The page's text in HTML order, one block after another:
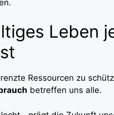
Leben
Ressourcen zu
betreffen uns alle.